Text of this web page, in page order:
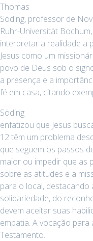
Thomas
Söding, professor de
Ruhr-Universität
interpretar a realidade a
Jesus como um
povo de Deus sob o
a presença e a
fé em casa, citando
Söding
enfatizou que Jesus
12 têm um problema
que seguem os passos
maior ou impedir que as
sobre as atitudes e a
para o local,
solidariedade, do
devem aceitar suas
empatia. A vocação
Testamento.